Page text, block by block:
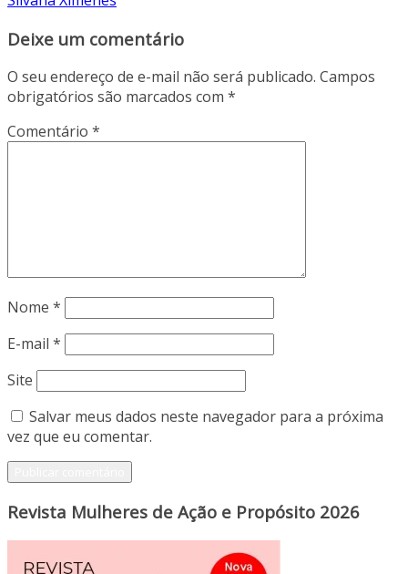
Deixe um comentário
O seu endereço de e-mail não será publicado. Campos
obrigatórios são marcados com *
Comentário *
Nome *
E-mail *
Site
Salvar meus dados neste navegador para a próxima
vez que eu comentar.
Revista Mulheres de Ação e Propósito 2026